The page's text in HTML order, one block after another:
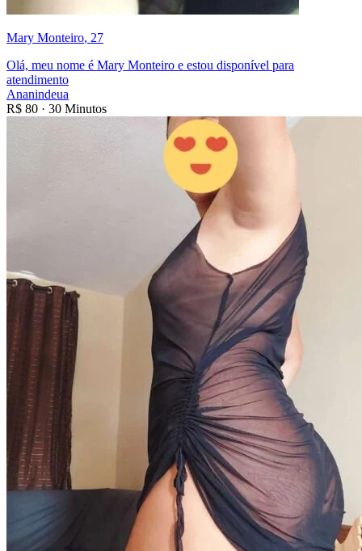
Mary Monteiro, 27
Olá, meu nome é Mary Monteiro e estou disponível para
atendimento
Ananindeua
R$ 80 · 30 Minutos